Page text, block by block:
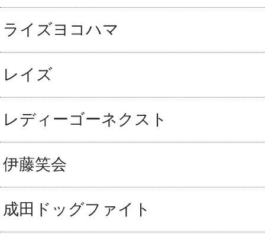
ライズヨコハマ
レイズ
レディーゴーネクスト
伊藤笑会
成田ドッグファイト